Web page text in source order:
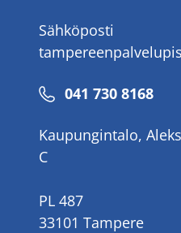
Sähköposti
Puhelinnumero
041 730 8168
Kaupungintalo,
C
PL 487
33101 Tampere